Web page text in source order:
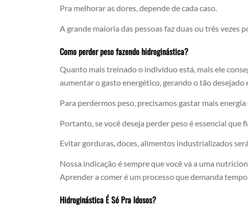
Pra melhorar as dores, depende de cada caso.
A grande maioria das pessoas faz duas ou três vezes
Como perder peso fazendo hidroginástica?
Quanto mais treinado o indivíduo está, mais ele
aumentar o gasto energético, gerando o tão desejado
Para perdermos peso, precisamos gastar mais
Portanto, se você deseja perder peso é essencial que
Evitar gorduras, doces, alimentos industrializados
Nossa indicação é sempre que você vá a uma
Aprender a comer é um processo que demanda
Hidroginástica É Só Pra Idosos?